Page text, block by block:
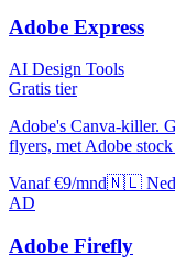
Adobe Express
AI Design Tools
Gratis tier
Adobe's Canva-killer.
flyers, met Adobe
Vanaf €9/mnd🇳🇱
AD
Adobe Firefly